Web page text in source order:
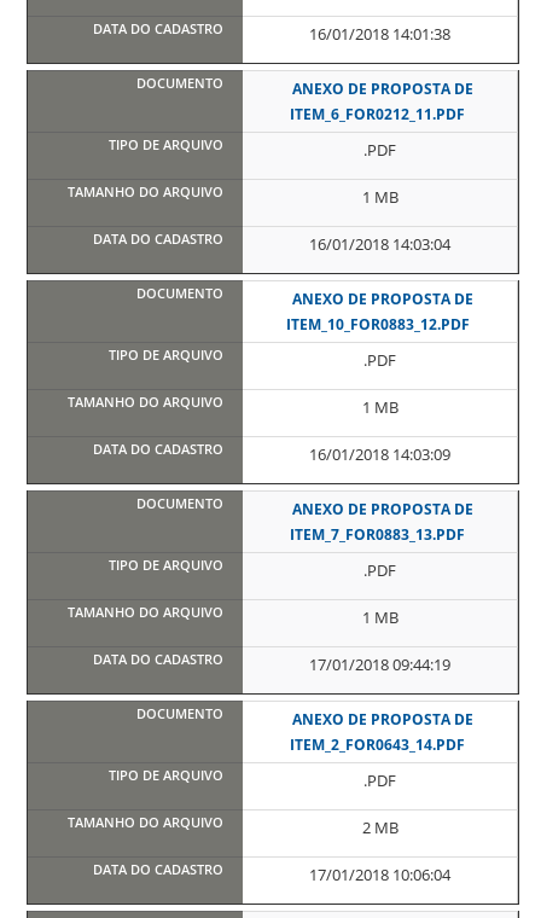
16/01/2018 14:01:38
ANEXO DE PROPOSTA DE
ITEM_6_FOR0212_11.PDF
.PDF
1 MB
16/01/2018 14:03:04
ANEXO DE PROPOSTA DE
ITEM_10_FOR0883_12.PDF
.PDF
1 MB
16/01/2018 14:03:09
ANEXO DE PROPOSTA DE
ITEM_7_FOR0883_13.PDF
.PDF
1 MB
17/01/2018 09:44:19
ANEXO DE PROPOSTA DE
ITEM_2_FOR0643_14.PDF
.PDF
2 MB
17/01/2018 10:06:04